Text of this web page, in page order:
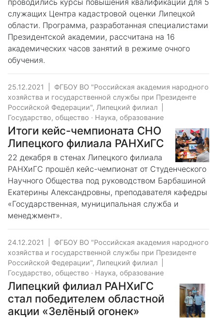
проводились курсы повышения квалификации для 5
служащих Центра кадастровой оценки Липецкой
области. Программа, разработанная специалистами
Президентской академии, рассчитана на 16
академических часов занятий в режиме очного
обучения.
25.12.2021
ФГБОУ ВО "Российская академия народного
хозяйства и государственной службы при Президенте
Российской Федерации", Липецкий филиал
Государство, общество · Наука, образование
Итоги кейс-чемпионата СНО
Липецкого филиала РАНХиГС
22 декабря в стенах Липецкого филиала
РАНХиГС прошёл кейс-чемпионат от Студенческого
Научного Общества под руководством Барбашиной
Екатерины Александровны, преподавателя кафедры
«Государственная, муниципальная служба и
менеджмент».
24.12.2021
ФГБОУ ВО "Российская академия народного
хозяйства и государственной службы при Президенте
Российской Федерации", Липецкий филиал
Государство, общество · Наука, образование
Липецкий филиал РАНХиГС
стал победителем областной
акции «Зелёный огонек»